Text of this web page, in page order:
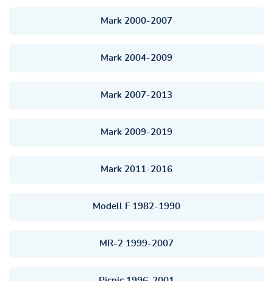
Mark 2000-2007
Mark 2004-2009
Mark 2007-2013
Mark 2009-2019
Mark 2011-2016
Modell F 1982-1990
MR-2 1999-2007